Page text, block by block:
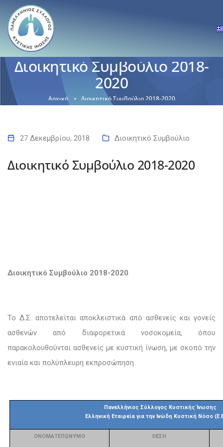
Διοικητικό Συμβούλιο 2018-
2020
Αρχική Διοικητικό Συμβούλιο 2018-2020
27 Δεκεμβρίου, 2018 Διοικητικό Συμβούλιο
Διοικητικό Συμβούλιο 2018-2020
Διοικητικό Συμβούλιο 2018-2020
Το Δ.Σ. αποτελείται αποκλειστικά από ασθενείς και γονείς
ασθενών από διαφορετικά νοσοκομεία, όπου
παρακολουθούνται ασθενείς με κυστική ίνωση, με σκοπό την
ενιαία και πολύπλευρη εκπροσώπηση.
Πανελλήνιος Σύλλογος Κυστικής Ίνωσης
Ελληνική Εταιρεία για την Ινώδη Κυστική Νόσο
ΟΝΟΜΑΤΕΠΩΝΥΜΟ ΘΕΣΗ